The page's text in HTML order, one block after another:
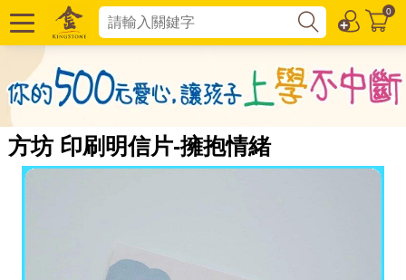
0
方坊 印刷明信片-擁抱情緒